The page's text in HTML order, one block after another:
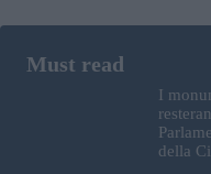
I
della